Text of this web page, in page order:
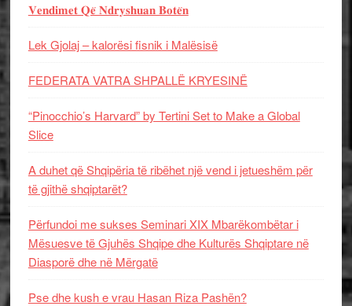
𝐕𝐞𝐧𝐝𝐢𝐦𝐞𝐭 𝐐𝐞̈ 𝐍𝐝𝐫𝐲𝐬𝐡𝐮𝐚𝐧 𝐁𝐨𝐭𝐞̈𝐧
Lek Gjolaj – kalorësi fisnik i Malësisë
FEDERATA VATRA SHPALLË KRYESINË
“Pinocchio’s Harvard” by Tertini Set to Make a Global
Slice
A duhet që Shqipëria të ribëhet një vend i jetueshëm për
të gjithë shqiptarët?
Përfundoi me sukses Seminari XIX Mbarëkombëtar i
Mësuesve të Gjuhës Shqipe dhe Kulturës Shqiptare në
Diasporë dhe në Mërgatë
Pse dhe kush e vrau Hasan Riza Pashën?